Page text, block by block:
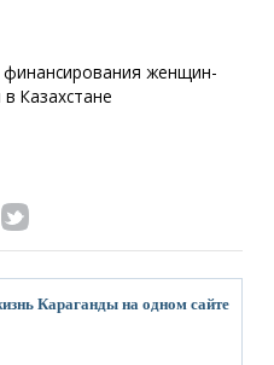
женщин-
Казахстане
Караганды на одном сайте